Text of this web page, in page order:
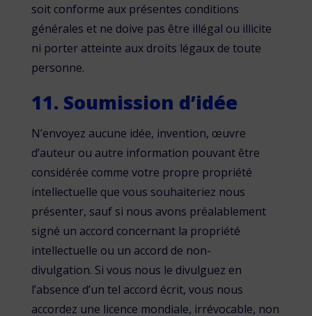
soit conforme aux présentes conditions
générales et ne doive pas être illégal ou illicite
ni porter atteinte aux droits légaux de toute
personne.
11. Soumission d’idée
N’envoyez aucune idée, invention, œuvre
d’auteur ou autre information pouvant être
considérée comme votre propre propriété
intellectuelle que vous souhaiteriez nous
présenter, sauf si nous avons préalablement
signé un accord concernant la propriété
intellectuelle ou un accord de non-
divulgation. Si vous nous le divulguez en
l’absence d’un tel accord écrit, vous nous
accordez une licence mondiale, irrévocable, non